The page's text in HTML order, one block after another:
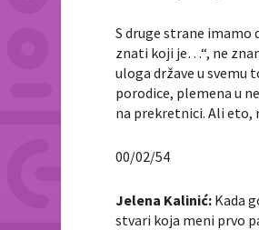
S druge strane imamo
znati koji je…“, ne
uloga države u svemu
porodice, plemena u
na prekretnici. Ali eto,
00/02/54
Jelena Kalinić: Kada
stvari koja meni prvo